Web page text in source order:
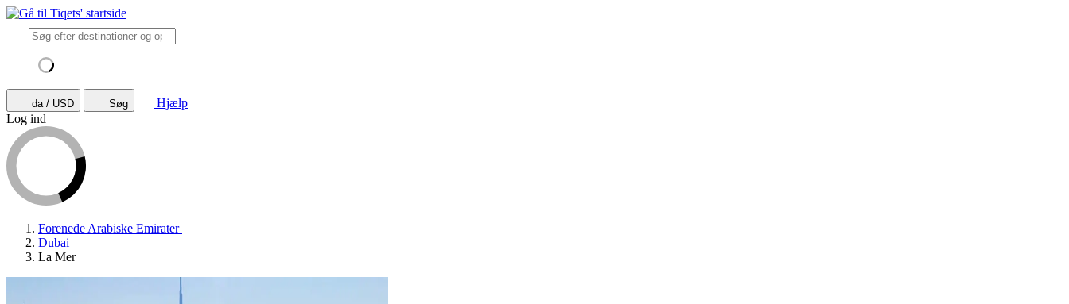
da / USD Søg
Hjælp
Log ind
Forenede Arabiske Emirater
Dubai
La Mer